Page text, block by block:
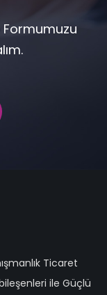
Ticaret
ile Güçlü